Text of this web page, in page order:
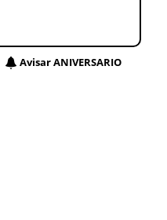
Avisar ANIVERSARIO